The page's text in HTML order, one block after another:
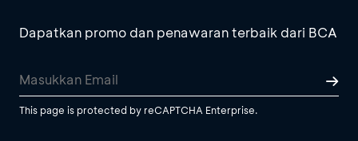
Dapatkan promo dan penawaran terbaik dari BCA
This page is protected by reCAPTCHA Enterprise.